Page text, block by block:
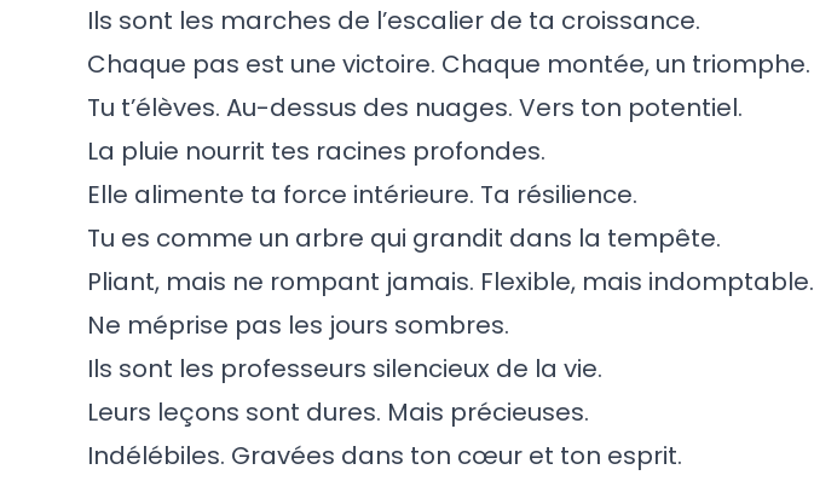
Ils sont les marches de l’escalier de ta croissance.
Chaque pas est une victoire. Chaque montée, un triomphe.
Tu t’élèves. Au-dessus des nuages. Vers ton potentiel.
La pluie nourrit tes racines profondes.
Elle alimente ta force intérieure. Ta résilience.
Tu es comme un arbre qui grandit dans la tempête.
Pliant, mais ne rompant jamais. Flexible, mais indomptable.
Ne méprise pas les jours sombres.
Ils sont les professeurs silencieux de la vie.
Leurs leçons sont dures. Mais précieuses.
Indélébiles. Gravées dans ton cœur et ton esprit.